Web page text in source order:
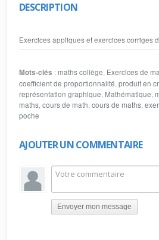
DESCRIPTION
Exercices appliques et exercices corriges
quatrième proportionnelle le coefficient
sites web
www.lemathematique.com
www.lesmathematique.com
www.arriyadiyat.com
Mots-clés :maths collège, Exercices de
coefficient de proportionnalité, produit en
représentation graphique, Mathématique,
maths, cours de math, cours de maths,
poche
AJOUTER UN COMMENTAIRE
Envoyer mon message